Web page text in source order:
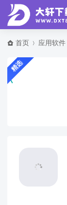
首页 应用软件
精选